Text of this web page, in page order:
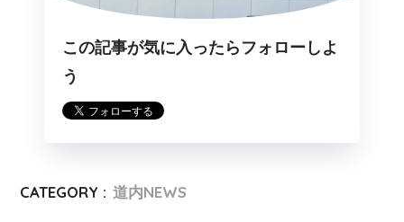
この記事が気に入ったらフォローしよ
う
CATEGORY : 道内NEWS